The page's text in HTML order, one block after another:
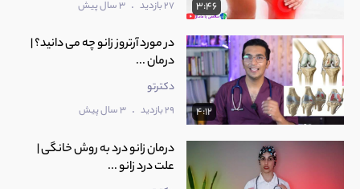
3:46 27 بازدید . 3 سال پیش
4:12
در مورد آرتروز زانو چه می دانید؟ |
درمان ...
دکترتو
29 بازدید . 3 سال پیش
درمان زانو درد به روش خانگی |
علت درد زانو ...